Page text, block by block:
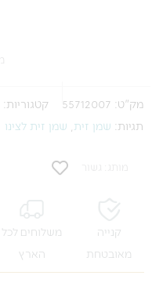
מק"ט: 55712007 קטגוריות:
תגיות: שמן זית שמן זית לצינו
מותג: גשור
קנייה
מאובטחת
משלוחים לכל
הארץ